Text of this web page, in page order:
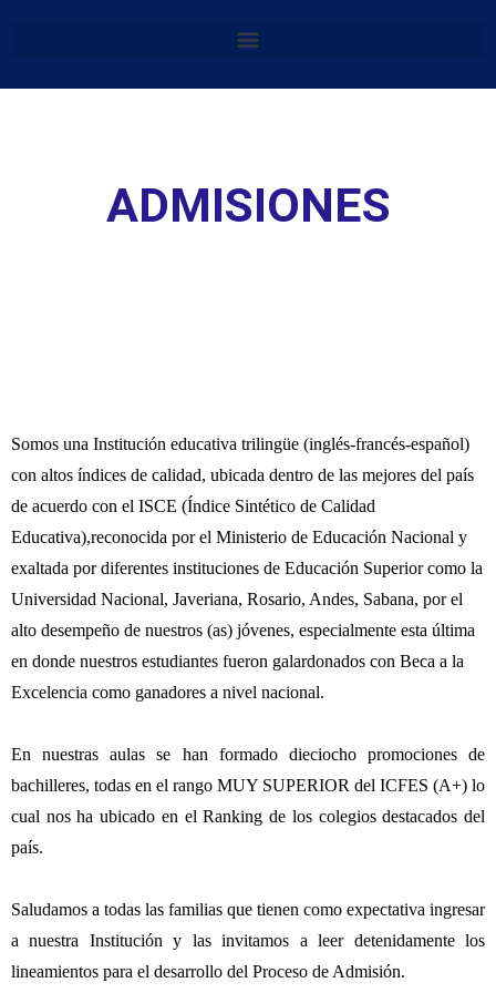
ADMISIONES
Somos una Institución educativa trilingüe (inglés-francés-español)
con altos índices de calidad, ubicada dentro de las mejores del país
de acuerdo con el ISCE (Índice Sintético de Calidad
Educativa),reconocida por el Ministerio de Educación Nacional y
exaltada por diferentes instituciones de Educación Superior como la
Universidad Nacional, Javeriana, Rosario, Andes, Sabana, por el
alto desempeño de nuestros (as) jóvenes, especialmente esta última
en donde nuestros estudiantes fueron galardonados con Beca a la
Excelencia como ganadores a nivel nacional.
En nuestras aulas se han formado dieciocho promociones de
bachilleres, todas en el rango MUY SUPERIOR del ICFES (A+) lo
cual nos ha ubicado en el Ranking de los colegios destacados del
país.
Saludamos a todas las familias que tienen como expectativa ingresar
a nuestra Institución y las invitamos a leer detenidamente los
lineamientos para el desarrollo del Proceso de Admisión.